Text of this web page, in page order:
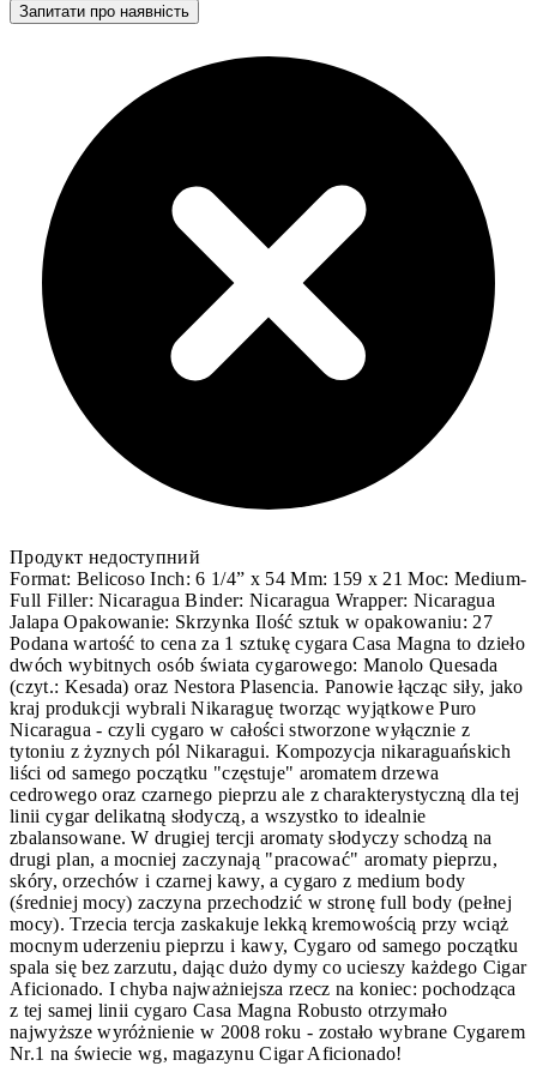
Запитати про наявність
Продукт недоступний
Format: Belicoso Inch: 6 1/4” x 54 Mm: 159 x 21 Moc: Medium-
Full Filler: Nicaragua Binder: Nicaragua Wrapper: Nicaragua
Jalapa Opakowanie: Skrzynka Ilość sztuk w opakowaniu: 27
Podana wartość to cena za 1 sztukę cygara Casa Magna to dzieło
dwóch wybitnych osób świata cygarowego: Manolo Quesada
(czyt.: Kesada) oraz Nestora Plasencia. Panowie łącząc siły, jako
kraj produkcji wybrali Nikaraguę tworząc wyjątkowe Puro
Nicaragua - czyli cygaro w całości stworzone wyłącznie z
tytoniu z żyznych pól Nikaragui. Kompozycja nikaraguańskich
liści od samego początku "częstuje" aromatem drzewa
cedrowego oraz czarnego pieprzu ale z charakterystyczną dla tej
linii cygar delikatną słodyczą, a wszystko to idealnie
zbalansowane. W drugiej tercji aromaty słodyczy schodzą na
drugi plan, a mocniej zaczynają "pracować" aromaty pieprzu,
skóry, orzechów i czarnej kawy, a cygaro z medium body
(średniej mocy) zaczyna przechodzić w stronę full body (pełnej
mocy). Trzecia tercja zaskakuje lekką kremowością przy wciąż
mocnym uderzeniu pieprzu i kawy, Cygaro od samego początku
spala się bez zarzutu, dając dużo dymy co ucieszy każdego Cigar
Aficionado. I chyba najważniejsza rzecz na koniec: pochodząca
z tej samej linii cygaro Casa Magna Robusto otrzymało
najwyższe wyróżnienie w 2008 roku - zostało wybrane Cygarem
Nr.1 na świecie wg, magazynu Cigar Aficionado!